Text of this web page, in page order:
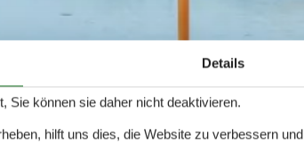
Details
Sie können sie daher nicht deaktivieren.
hilft uns dies, die Website zu verbessern und